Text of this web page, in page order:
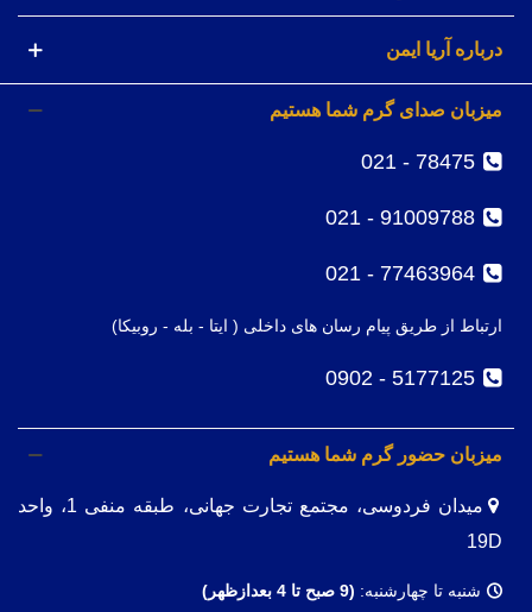
درباره آریا ایمن
میزبان صدای گرم شما هستیم
78475 - 021
91009788 - 021
77463964 - 021
ارتباط از طریق پیام رسان های داخلی ( ایتا - بله - روبیکا)
5177125 - 0902
میزبان حضور گرم شما هستیم
میدان فردوسی، مجتمع تجارت جهانی، طبقه منفی 1، واحد
19D
شنبه تا چهارشنبه: (9 صبح تا 4 بعدازظهر)